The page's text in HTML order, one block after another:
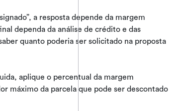
a resposta depende da margem
dependa da análise de crédito e das
quanto poderia ser solicitado na proposta
aplique o percentual da margem
máximo da parcela que pode ser descontado